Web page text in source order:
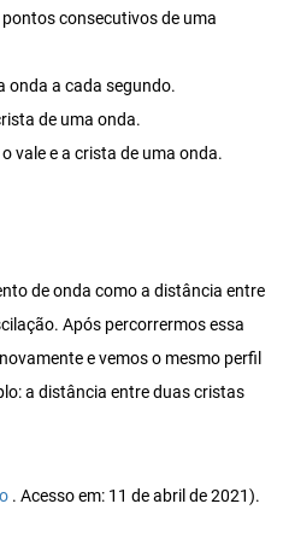
consecutivos de uma
onda a cada segundo.
de uma onda.
vale e a crista de uma onda.
de onda como a distância entre
Após percorrermos essa
e vemos o mesmo perfil
a distância entre duas cristas
. Acesso em: 11 de abril de 2021).